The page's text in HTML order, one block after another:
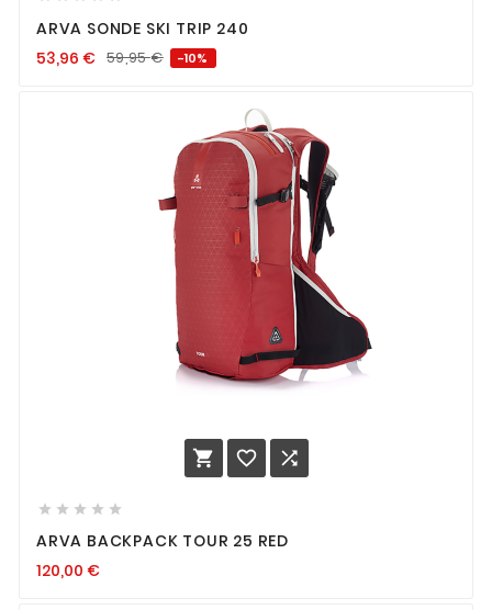
ARVA SONDE SKI TRIP 240
53,96 € 59,95€ -10%
  
    
ARVA BACKPACK TOUR 25 RED
120,00 €